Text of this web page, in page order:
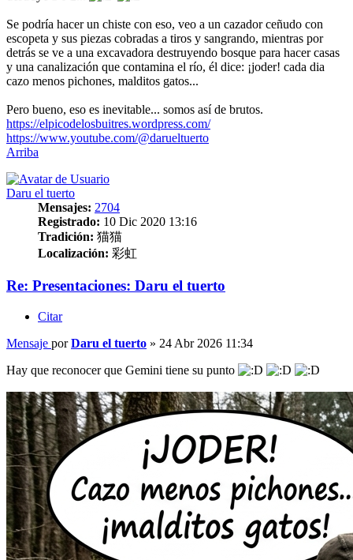
Se podría hacer un chiste con eso, veo a un cazador ceñudo con
escopeta y sus piezas cobradas a tiros y sangrando, mientras por
detrás se ve a una excavadora destruyendo bosque para hacer casas
y una canalización que contamina el río, él dice: ¡joder! cada dia
cazo menos pichones, malditos gatos...
Pero bueno, eso es inevitable... somos así de brutos.
https://elpicodelosbuitres.wordpress.com/
https://www.youtube.com/@darueltuerto
Arriba
Daru el tuerto
Mensajes: 2704
Registrado: 10 Dic 2020 13:16
Tradición: 猫猫
Localización: 彩虹
Re: Presentaciones: Daru el tuerto
Citar
Mensaje porDaru el tuerto » 24 Abr 2026 11:34
Hay que reconocer que Gemini tiene su punto